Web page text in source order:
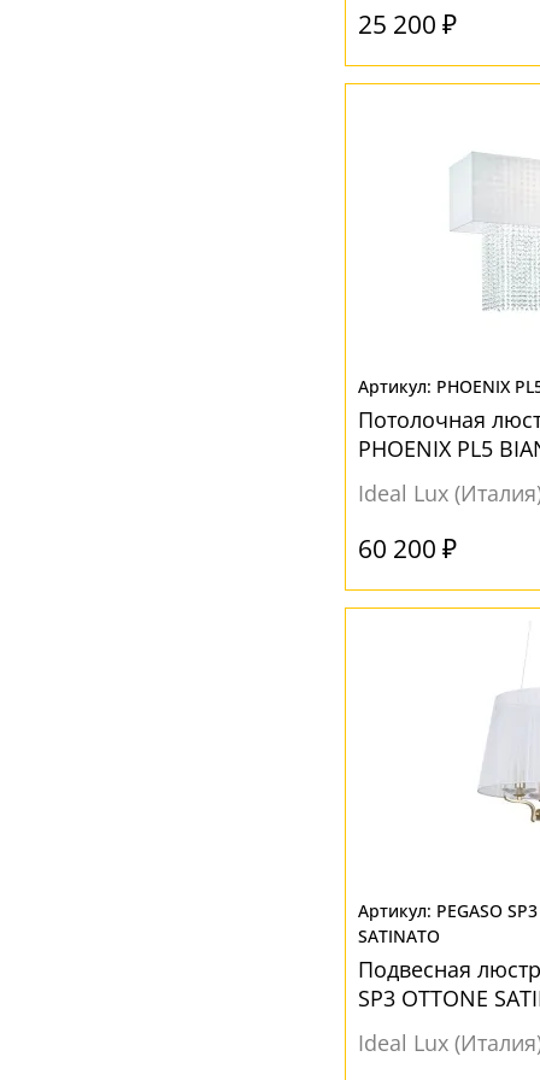
25 200 ₽
PHOENIX
Потолочная
PHOENIX PL5
Ideal Lux
60 200 ₽
PEGASO
SATINATO
Подвесная
SP3 OTTONE
гостиной
Ideal Lux